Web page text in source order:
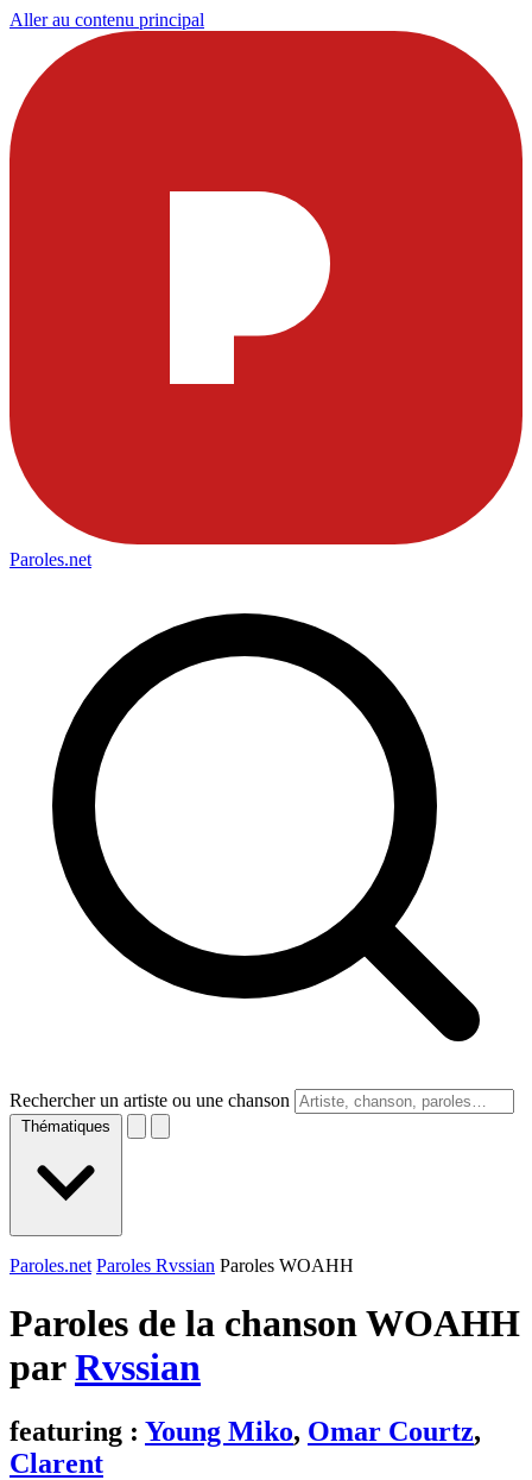
Aller au contenu principal
Paroles.net
Rechercher un artiste ou une chanson
Thématiques
Paroles.net Paroles Rvssian Paroles WOAHH
Paroles de la chanson WOAHH
parRvssian
featuring : Young Miko, Omar Courtz,
Clarent